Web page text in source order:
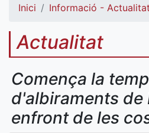
Inici Informació - Actualitat
Actualitat
Comença la
d'albiraments de
enfront de les